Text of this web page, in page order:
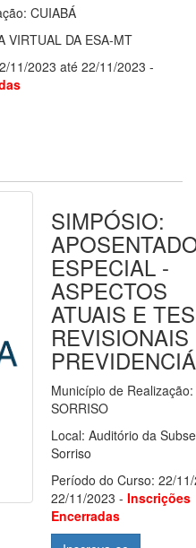
CUIABÁ
VIRTUAL DA ESA-MT
11/2023 até 22/11/2023 -
SIMPÓSIO:
ESPECIAL -
ASPECTOS
ATUAIS E
REVISIONAIS
Município de Realização:
SORRISO
Local: Auditório da
Sorriso
Período do Curso: 22/
22/11/2023 - Inscrições
Encerradas